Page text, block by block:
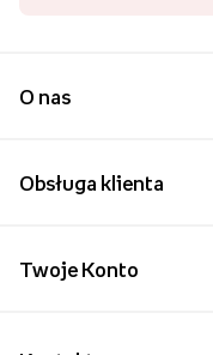
O nas
Obsługa klienta
Twoje Konto